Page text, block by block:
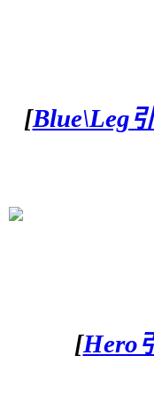
[Blue\Leg
[Hero